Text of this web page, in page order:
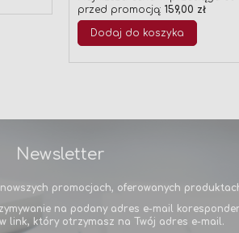
przed promocją: 159,00 zł
Dodaj do koszyka
Newsletter
promocjach, oferowanych
na podany adres e-mail
link, który otrzymasz na Twój adres e-mail.